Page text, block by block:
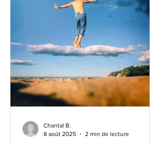
Chantal B.
8 août 2025
2 min de lecture